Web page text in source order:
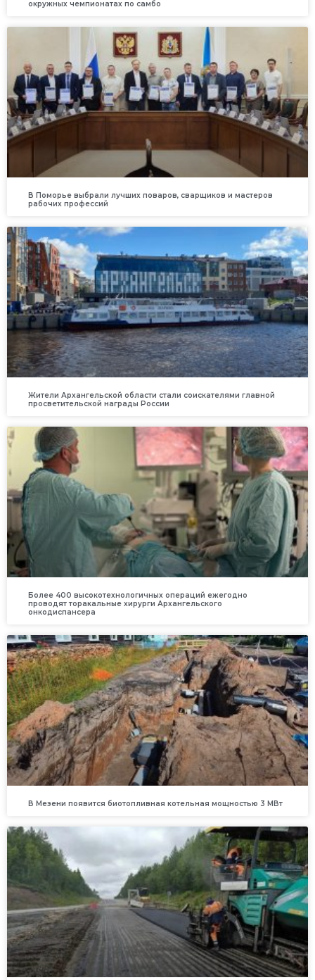
окружных чемпионатах по самбо
В Поморье выбрали лучших поваров, сварщиков и мастеров
рабочих профессий
Жители Архангельской области стали соискателями главной
просветительской награды России
Более 400 высокотехнологичных операций ежегодно
проводят торакальные хирурги Архангельского
онкодиспансера
В Мезени появится биотопливная котельная мощностью 3 МВт